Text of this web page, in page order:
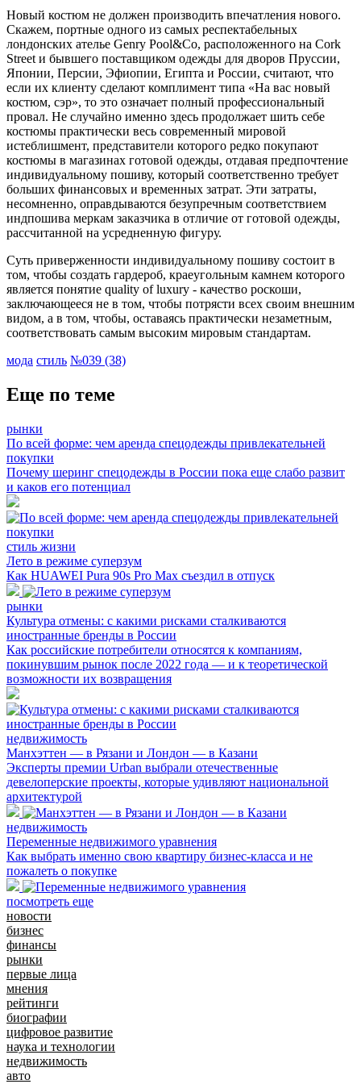
Новый костюм не должен производить впечатления нового.
Скажем, портные одного из самых респектабельных
лондонских ателье Genry Pool&Co, расположенного на Cork
Street и бывшего поставщиком одежды для дворов Пруссии,
Японии, Персии, Эфиопии, Египта и России, считают, что
если их клиенту сделают комплимент типа «На вас новый
костюм, сэр», то это означает полный профессиональный
провал. Не случайно именно здесь продолжает шить себе
костюмы практически весь современный мировой
истеблишмент, представители которого редко покупают
костюмы в магазинах готовой одежды, отдавая предпочтение
индивидуальному пошиву, который соответственно требует
больших финансовых и временных затрат. Эти затраты,
несомненно, оправдываются безупречным соответствием
индпошива меркам заказчика в отличие от готовой одежды,
рассчитанной на усредненную фигуру.
Суть приверженности индивидуальному пошиву состоит в
том, чтобы создать гардероб, краеугольным камнем которого
является понятие quality of luxury - качество роскоши,
заключающееся не в том, чтобы потрясти всех своим внешним
видом, а в том, чтобы, оставаясь практически незаметным,
соответствовать самым высоким мировым стандартам.
мода стиль №039 (38)
Еще по теме
рынки
По всей форме: чем аренда спецодежды привлекательней
покупки
Почему шеринг спецодежды в России пока еще слабо развит
и каков его потенциал
стиль жизни
Лето в режиме суперзум
Как HUAWEI Pura 90s Pro Max съездил в отпуск
рынки
Культура отмены: с какими рисками сталкиваются
иностранные бренды в России
Как российские потребители относятся к компаниям,
покинувшим рынок после 2022 года — и к теоретической
возможности их возвращения
недвижимость
Манхэттен — в Рязани и Лондон — в Казани
Эксперты премии Urban выбрали отечественные
девелоперские проекты, которые удивляют национальной
архитектурой
недвижимость
Переменные недвижимого уравнения
Как выбрать именно свою квартиру бизнес-класса и не
пожалеть о покупке
посмотреть еще
новости
бизнес
финансы
рынки
первые лица
мнения
рейтинги
биографии
цифровое развитие
наука и технологии
недвижимость
авто